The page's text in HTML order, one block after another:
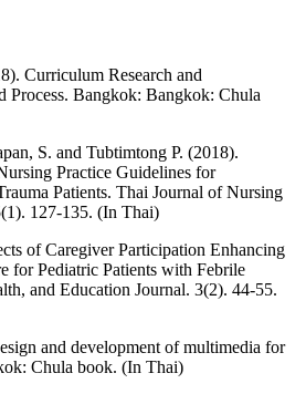
Curriculum Research and
Process. Bangkok: Bangkok: Chula
S. and Tubtimtong P. (2018).
Practice Guidelines for
Patients. Thai Journal of Nursing
127-135. (In Thai)
of Caregiver Participation Enhancing
for Pediatric Patients with Febrile
and Education Journal. 3(2). 44-55.
and development of multimedia for
Chula book. (In Thai)